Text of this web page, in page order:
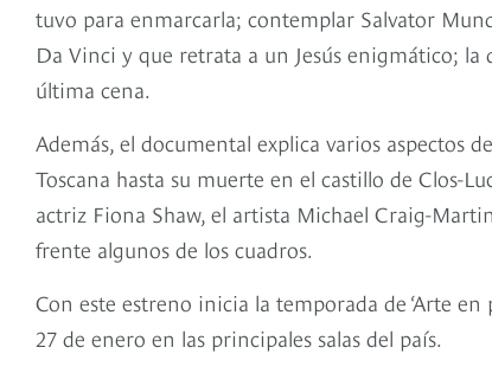
tuvo para enmarcarla; contemplar Salvator
Da Vinci y que retrata a un Jesús enigmático; la
última cena.
Además, el documental explica varios aspectos
Toscana hasta su muerte en el castillo de Clos-
actriz Fiona Shaw, el artista Michael Craig-
frente algunos de los cuadros.
Con este estreno inicia la temporada de ‘Arte
27 de enero en las principales salas del país.